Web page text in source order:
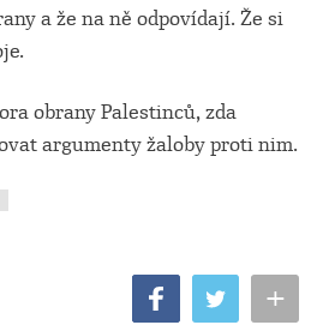
a že na ně odpovídají. Že si
obrany Palestinců, zda
argumenty žaloby proti nim.
+